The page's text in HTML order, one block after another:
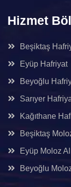
Hizmet
Beşiktaş
Eyüp Hafriyat
Beyoğlu
Sarıyer
Kağıthane
Beşiktaş
Eyüp Moloz
Beyoğlu Moloz